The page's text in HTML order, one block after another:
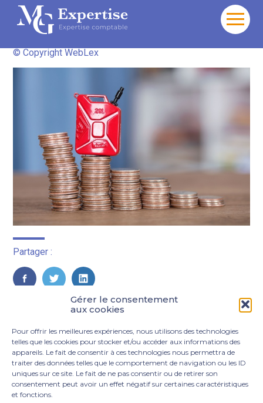
Gérer le consentement
aux cookies
Pour offrir les meilleures expériences, nous utilisons des technologies
telles que les cookies pour stocker et/ou accéder aux informations des
appareils. Le fait de consentir à ces technologies nous permettra de
traiter des données telles que le comportement de navigation ou les ID
uniques sur ce site. Le fait de ne pas consentir ou de retirer son
consentement peut avoir un effet négatif sur certaines caractéristiques
et fonctions.
Aller
l’Urssaf aux côtés des entrepreneurs en difficultés »,
publiée le 30 mars 2026
© Copyright WebLex
Partager :
FaceBook
TwitterLinkedIn